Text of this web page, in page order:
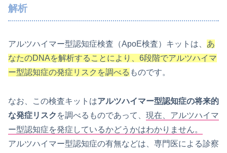
解析
アルツハイマー型認知症検査（ApoE検査）キットは、 あ
なたのDNAを解析することにより、6段階でアルツハイマ
ー型認知症の発症リスクを調べる ものです。
なお、この検査キットはアルツハイマー型認知症の将来的
な発症リスク を調べるものであって、 現在、アルツハイマ
ー型認知症を発症しているかどうかはわかりません。
アルツハイマー型認知症の有無などは、専門医による診察